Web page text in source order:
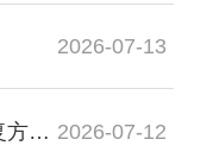
2026-07-13
彩晶玻璃开裂了有什么方法修复方法？ 2026-07-12